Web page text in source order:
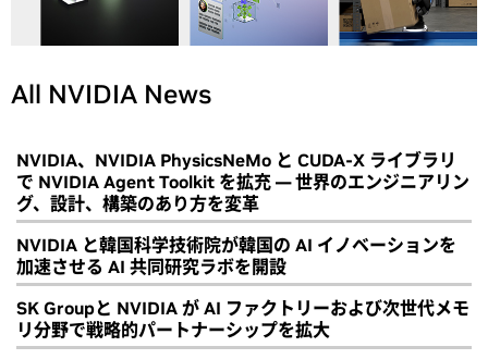
All NVIDIA News
NVIDIA、NVIDIA PhysicsNeMo と CUDA-X ライブラリ
で NVIDIA Agent Toolkit を拡充 ― 世界のエンジニアリン
グ、設計、構築のあり方を変革
NVIDIA と韓国科学技術院が韓国の AI イノベーションを
加速させる AI 共同研究ラボを開設
SK Groupと NVIDIA が AI ファクトリーおよび次世代メモ
リ分野で戦略的パートナーシップを拡大